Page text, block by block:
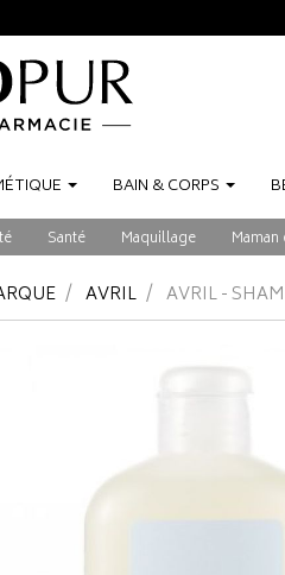
BAIN &CORPS
Santé Maquillage
AVRIL AVRIL -